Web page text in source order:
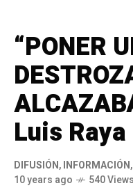
“PONER
Luis Raya
DIFUSIÓN,INFORMACIÓN,
10 years ago
540 Views